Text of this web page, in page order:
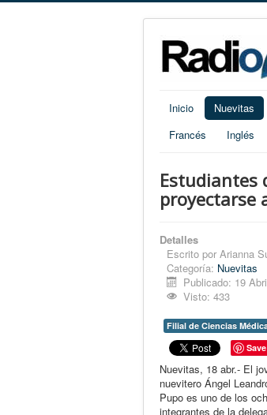
Inicio Nuevitas
Francés
Inglés
Estudiantes
proyectarse
Detalles
Escrito por Arianna
Categoría: Nuevitas
Publicado: 19
Visto: 433
Filial de Ciencias
Save
Nuevitas, 18 abr.- El
nuevitero Ángel
Pupo es uno de los
integrantes de la